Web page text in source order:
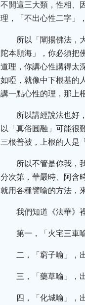
不開這三大類，性相、
理，「不出心性二字」
所以「闡揚佛法，
陀本願海」，你必須把
道理，你講心性講得太
如啞，就像中下根基的
講一點心性的理，那上
所以講經說法也好
以「真俗圓融」可能很
三根普被，上根的人是
所以不管是你我，
分次第，華嚴時、阿含
就用各種譬喻的方法，
我們知道《法華》
第一，「火宅三車
二，「窮子喻」，
三，「藥草喻」，
四，「化城喻」，